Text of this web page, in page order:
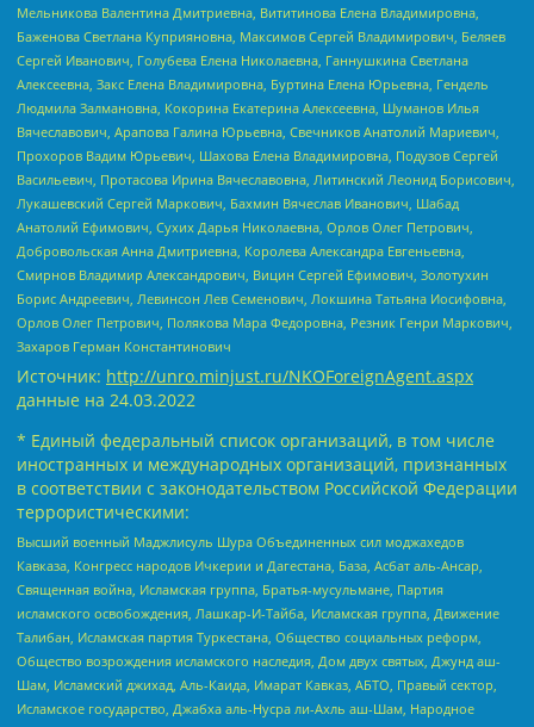
Мельникова Валентина Дмитриевна, Вититинова Елена Владимировна,
Баженова Светлана Куприяновна, Максимов Сергей Владимирович, Беляев
Сергей Иванович, Голубева Елена Николаевна, Ганнушкина Светлана
Алексеевна, Закс Елена Владимировна, Буртина Елена Юрьевна, Гендель
Людмила Залмановна, Кокорина Екатерина Алексеевна, Шуманов Илья
Вячеславович, Арапова Галина Юрьевна, Свечников Анатолий Мариевич,
Прохоров Вадим Юрьевич, Шахова Елена Владимировна, Подузов Сергей
Васильевич, Протасова Ирина Вячеславовна, Литинский Леонид Борисович,
Лукашевский Сергей Маркович, Бахмин Вячеслав Иванович, Шабад
Анатолий Ефимович, Сухих Дарья Николаевна, Орлов Олег Петрович,
Добровольская Анна Дмитриевна, Королева Александра Евгеньевна,
Смирнов Владимир Александрович, Вицин Сергей Ефимович, Золотухин
Борис Андреевич, Левинсон Лев Семенович, Локшина Татьяна Иосифовна,
Орлов Олег Петрович, Полякова Мара Федоровна, Резник Генри Маркович,
Захаров Герман Константинович
Источник: http://unro.minjust.ru/NKOForeignAgent.aspx
данные на 24.03.2022
* Единый федеральный список организаций, в том числе
иностранных и международных организаций, признанных
в соответствии с законодательством Российской Федерации
террористическими:
Высший военный Маджлисуль Шура Объединенных сил моджахедов
Кавказа, Конгресс народов Ичкерии и Дагестана, База, Асбат аль-Ансар,
Священная война, Исламская группа, Братья-мусульмане, Партия
исламского освобождения, Лашкар-И-Тайба, Исламская группа, Движение
Талибан, Исламская партия Туркестана, Общество социальных реформ,
Общество возрождения исламского наследия, Дом двух святых, Джунд аш-
Шам, Исламский джихад, Аль-Каида, Имарат Кавказ, АБТО, Правый сектор,
Исламское государство, Джабха аль-Нусра ли-Ахль аш-Шам, Народное